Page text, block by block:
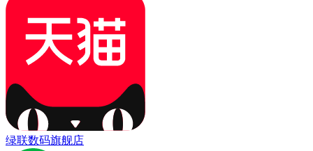
绿联数码旗舰店